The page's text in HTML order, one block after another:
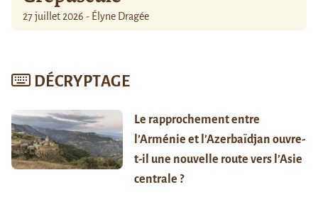
27 juillet 2026 - Élyne Dragée
DÉCRYPTAGE
Le rapprochement entre
l’Arménie et l’Azerbaïdjan ouvre-
t-il une nouvelle route vers l’Asie
centrale ?